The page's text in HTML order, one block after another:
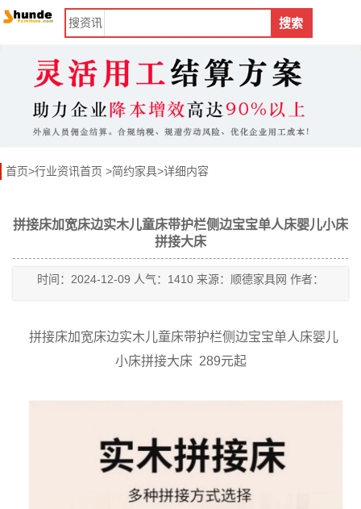
搜资讯 搜索
首页>行业资讯首页 >简约家具>详细内容
拼接床加宽床边实木儿童床带护栏侧边宝宝单人床婴儿小床
拼接大床
时间：2024-12-09 人气：1410 来源：顺德家具网 作者：
拼接床加宽床边实木儿童床带护栏侧边宝宝单人床婴儿
小床拼接大床 289元起